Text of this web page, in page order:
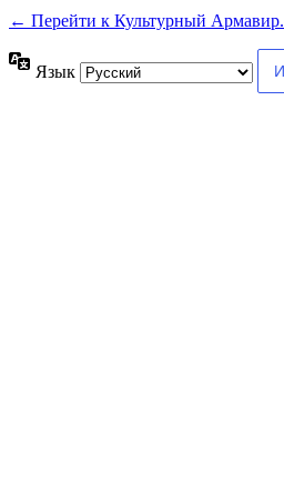
← Перейти к Культурный Армавир.
Язык